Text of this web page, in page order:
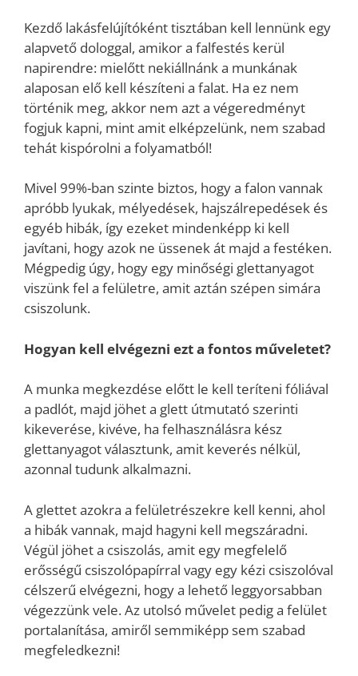
Kezdő lakásfelújítóként tisztában kell lennünk egy
alapvető dologgal, amikor a falfestés kerül
napirendre: mielőtt nekiállnánk a munkának
alaposan elő kell készíteni a falat. Ha ez nem
történik meg, akkor nem azt a végeredményt
fogjuk kapni, mint amit elképzelünk, nem szabad
tehát kispórolni a folyamatból!
Mivel 99%-ban szinte biztos, hogy a falon vannak
apróbb lyukak, mélyedések, hajszálrepedések és
egyéb hibák, így ezeket mindenképp ki kell
javítani, hogy azok ne üssenek át majd a festéken.
Mégpedig úgy, hogy egy minőségi glettanyagot
viszünk fel a felületre, amit aztán szépen simára
csiszolunk.
Hogyan kell elvégezni ezt a fontos műveletet?
A munka megkezdése előtt le kell teríteni fóliával
a padlót, majd jöhet a glett útmutató szerinti
kikeverése, kivéve, ha felhasználásra kész
glettanyagot választunk, amit keverés nélkül,
azonnal tudunk alkalmazni.
A glettet azokra a felületrészekre kell kenni, ahol
a hibák vannak, majd hagyni kell megszáradni.
Végül jöhet a csiszolás, amit egy megfelelő
erősségű csiszolópapírral vagy egy kézi csiszolóval
célszerű elvégezni, hogy a lehető leggyorsabban
végezzünk vele. Az utolsó művelet pedig a felület
portalanítása, amiről semmiképp sem szabad
megfeledkezni!